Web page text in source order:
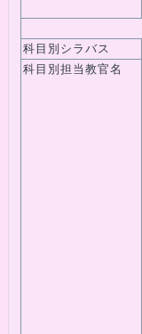
科目別シラバス
科目別担当教官名